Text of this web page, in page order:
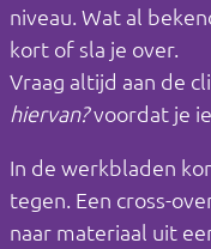
niveau. Wat al
kort of sla je over.
Vraag altijd aan de
hiervan?voordat je
In de werkbladen
tegen. Een cross-
naar materiaal uit